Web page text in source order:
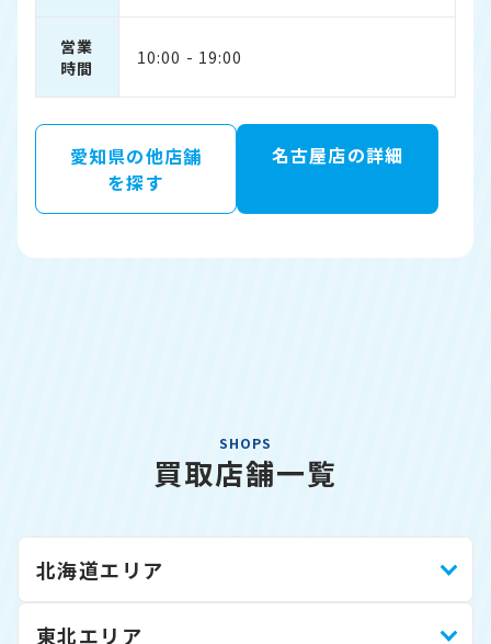
営業
時間
10:00 - 19:00
愛知県の他店舗
を探す
名古屋店の詳細
SHOPS
買取店舗一覧
北海道エリア
東北エリア